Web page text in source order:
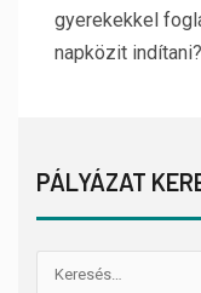
gyerekekkel
napközit
PÁLYÁZAT